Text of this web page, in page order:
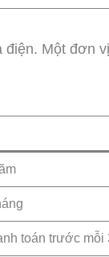
Một đơn
toán trước mỗi